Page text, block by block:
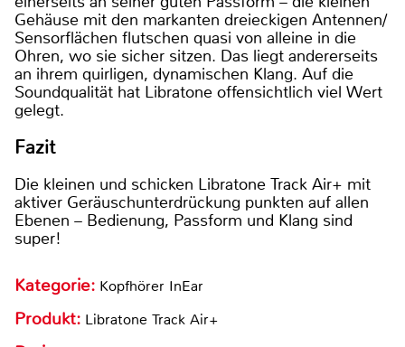
Gehäuse mit den markanten dreieckigen Antennen/
Sensorflächen flutschen quasi von alleine in die
Ohren, wo sie sicher sitzen. Das liegt andererseits
an ihrem quirligen, dynamischen Klang. Auf die
Soundqualität hat Libratone offensichtlich viel Wert
gelegt.
Fazit
Die kleinen und schicken Libratone Track Air+ mit
aktiver Geräuschunterdrückung punkten auf allen
Ebenen – Bedienung, Passform und Klang sind
super!
Kategorie: Kopfhörer InEar
Produkt: Libratone Track Air+